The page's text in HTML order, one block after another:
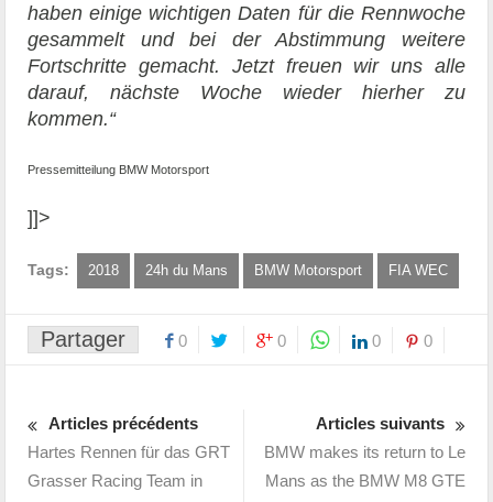
haben einige wichtigen Daten für die Rennwoche
gesammelt und bei der Abstimmung weitere
Fortschritte gemacht. Jetzt freuen wir uns alle
darauf, nächste Woche wieder hierher zu
kommen.“
Pressemitteilung BMW Motorsport
]]>
Tags: 2018 24h du Mans BMW Motorsport FIA WEC
Partager 0 0 0 0
Articles précédents
Hartes Rennen für das GRT
Grasser Racing Team in
Articles suivants
BMW makes its return to Le
Mans as the BMW M8 GTE